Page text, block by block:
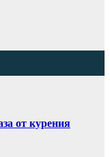
от курения